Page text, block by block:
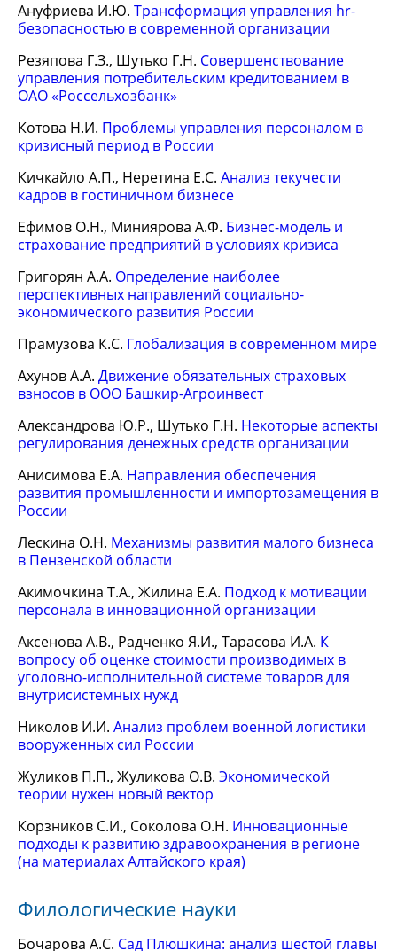
Ануфриева И.Ю. Трансформация управления hr-
безопасностью в современной организации
Резяпова Г.З., Шутько Г.Н. Совершенствование
управления потребительским кредитованием в
ОАО «Россельхозбанк»
Котова Н.И. Проблемы управления персоналом в
кризисный период в России
Кичкайло А.П., Неретина Е.С. Анализ текучести
кадров в гостиничном бизнесе
Ефимов О.Н., Миниярова А.Ф. Бизнес-модель и
страхование предприятий в условиях кризиса
Григорян А.А. Определение наиболее
перспективных направлений социально-
экономического развития России
Прамузова К.С. Глобализация в современном мире
Ахунов А.А. Движение обязательных страховых
взносов в ООО Башкир-Агроинвест
Александрова Ю.Р., Шутько Г.Н. Некоторые аспекты
регулирования денежных средств организации
Анисимова Е.А. Направления обеспечения
развития промышленности и импортозамещения в
России
Лескина О.Н. Механизмы развития малого бизнеса
в Пензенской области
Акимочкина Т.А., Жилина Е.А. Подход к мотивации
персонала в инновационной организации
Аксенова А.В., Радченко Я.И., Тарасова И.А. К
вопросу об оценке стоимости производимых в
уголовно-исполнительной системе товаров для
внутрисистемных нужд
Николов И.И. Анализ проблем военной логистики
вооруженных сил России
Жуликов П.П., Жуликова О.В. Экономической
теории нужен новый вектор
Корзников С.И., Соколова О.Н. Инновационные
подходы к развитию здравоохранения в регионе
(на материалах Алтайского края)
Филологические науки
Бочарова А.С. Сад Плюшкина: анализ шестой главы